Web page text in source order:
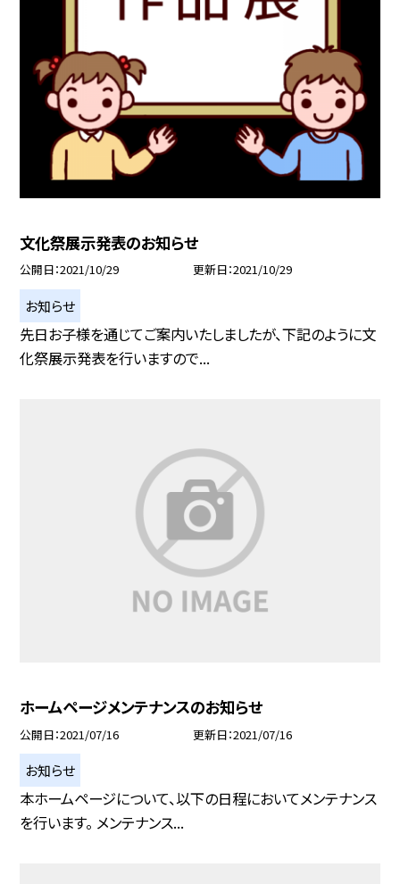
文化祭展示発表のお知らせ
公開日 2021/10/29 更新日 2021/10/29
お知らせ
先日お子様を通じてご案内いたしましたが、下記のように文
化祭展示発表を行いますので...
ホームページメンテナンスのお知らせ
公開日 2021/07/16 更新日 2021/07/16
お知らせ
本ホームページについて、以下の日程においてメンテナンス
を行います。 メンテナンス...